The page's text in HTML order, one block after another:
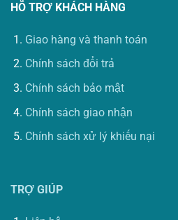
HỖ TRỢ KHÁCH HÀNG
Giao hàng và thanh toán
Chính sách đổi trả
Chính sách bảo mật
Chính sách giao nhận
Chính sách xử lý khiếu nại
TRỢ GIÚP